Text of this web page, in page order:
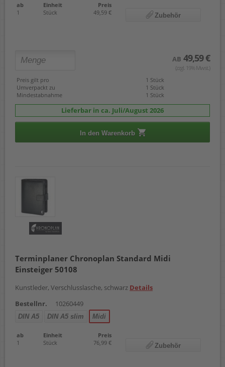
ab Einheit
Preis
1
Stück 49,59 € Zubehör
AB 49,59 €
(zzgl. 19% Mwst.)
Preis gilt pro
1 Stück
Umverpackt zu
1 Stück
Mindestabnahme
1 Stück
Lieferbar in ca. Juli/August 2026
In den Warenkorb
Terminplaner Chronoplan Standard Midi
Einsteiger 50108
Kunstleder, Verschlusslasche, schwarz Details
Bestellnr.
10260449
DIN A5 DIN A5 slim Midi
ab Einheit
Preis
1
Stück 76,99 € Zubehör